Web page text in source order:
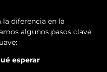
la diferencia en la
algunos pasos clave
esperar